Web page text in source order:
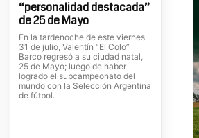
“personalidad destacada”
de 25 de Mayo
En la tardenoche de este viernes
31 de julio, Valentín “El Colo”
Barco regresó a su ciudad natal,
25 de Mayo; luego de haber
logrado el subcampeonato del
mundo con la Selección Argentina
de fútbol.